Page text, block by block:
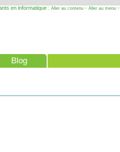
en informatique : Aller au contenu- Aller au menu-
Blog